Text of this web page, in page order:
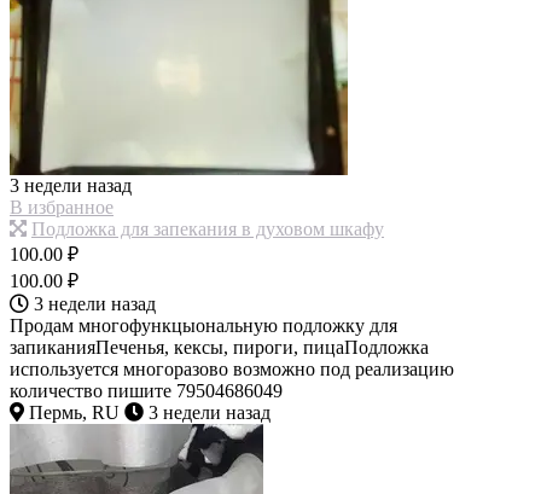
3 недели назад
В избранное
Подложка для запекания в духовом шкафу
100.00 ₽
100.00 ₽
3 недели назад
Продам многофункцыональную подложку для
запиканияПеченья, кексы, пироги, пицаПодложка
используется многоразово возможно под реализацию
количество пишите 79504686049
Пермь, RU
3 недели назад